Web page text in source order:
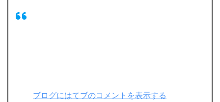
ブログにはてブのコメントを表示する